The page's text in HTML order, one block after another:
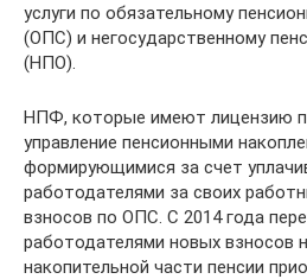
услуги по обязательному
(ОПС) и негосударственному
(НПО).
НПФ, которые имеют лицензию
управление пенсионными
формирующимися за счет
работодателями за своих
взносов по ОПС. С 2014 года
работодателями новых взносов
накопительной части пенсии